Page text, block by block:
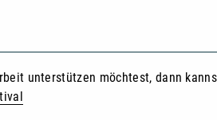
unterstützen möchtest, dann